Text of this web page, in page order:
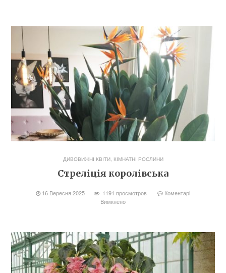
ДИВОВИЖНІ КВІТИ, КІМНАТНІ РОСЛИНИ
Стреліція королівська
16 Вересня 2025 1191 просмотров
Коментарі
Вимкнено